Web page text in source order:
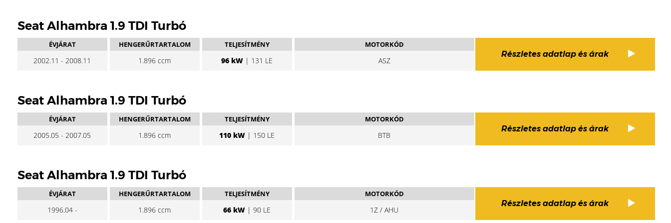
Seat Alhambra 1.9 TDI Turbó
ÉVJÁRAT
2002.11 - 2008.11
HENGERŰRTARTALOM
1.896 ccm
TELJESÍTMÉNY
96 kW | 131 LE
MOTORKÓD
ASZ
Részletes adatlap és árak
Seat Alhambra 1.9 TDI Turbó
ÉVJÁRAT
2005.05 - 2007.05
HENGERŰRTARTALOM
1.896 ccm
TELJESÍTMÉNY
110 kW | 150 LE
MOTORKÓD
BTB
Részletes adatlap és árak
Seat Alhambra 1.9 TDI Turbó
ÉVJÁRAT
1996.04 -
HENGERŰRTARTALOM
1.896 ccm
TELJESÍTMÉNY
66 kW | 90 LE
MOTORKÓD
1Z / AHU
Részletes adatlap és árak